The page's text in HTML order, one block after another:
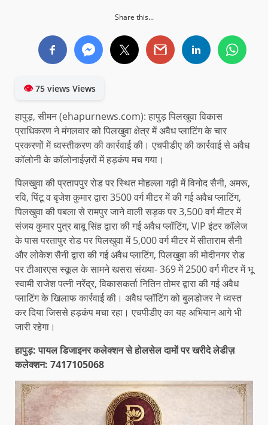
Share this...
👁75 views Views
हापुड़, सीमन (ehapurnews.com): हापुड़ पिलखुवा विकास
प्राधिकरण ने मंगलवार को पिलखुवा क्षेत्र में अवैध प्लाटिंग के चार
प्रकरणों में ध्वस्तीकरण की कार्रवाई की। एचपीडीए की कार्रवाई से अवैध
कॉलोनी के कॉलोनाईज़रों में हड़कंप मच गया।
पिलखुवा की प्रतापपुर रोड पर स्थित मोहल्ला गढ़ी में विनोद सैनी, अमरू,
रवि, पिंटू व बृजेश कुमार द्वारा 3500 वर्ग मीटर में की गई अवैध प्लाटिंग,
पिलखुवा की पबला से रामपुर जाने वाली सड़क पर 3,500 वर्ग मीटर में
संजय कुमार पुत्र बाबू सिंह द्वारा की गई अवैध प्लॉटिंग, VIP इंटर कॉलेज
के पास परतापुर रोड पर पिलखुवा में 5,000 वर्ग मीटर में सीताराम सैनी
और लोकेश सैनी द्वारा की गई अवैध प्लाटिंग, पिलखुवा की मोदीनगर रोड
पर टीआरएस स्कूल के सामने खसरा संख्या- 369 में 2500 वर्ग मीटर में भू
स्वामी राजेश पत्नी नरेंद्र, विकासकर्ता नितिन तोमर द्वारा की गई अवैध
प्लाटिंग के खिलाफ कार्रवाई की। अवैध प्लॉटिंग को बुलडोजर ने ध्वस्त
कर दिया जिससे हड़कंप मचा रहा। एचपीडीए का यह अभियान आगे भी
जारी रहेगा।
हापुड़: पायल डिजाइनर कलेक्शन से होलसेल दामों पर खरीदे लेडीज़
कलेक्शन: 7417105068